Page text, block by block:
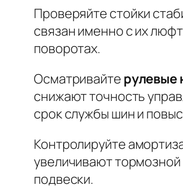
Проверяйте стойки
связан именно с их
поворотах.
Осматривайте рулевые
снижают точность
срок службы шин и
Контролируйте
увеличивают
подвески.